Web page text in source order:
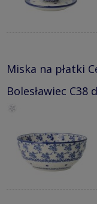
Miska na płatki
Bolesławiec C38